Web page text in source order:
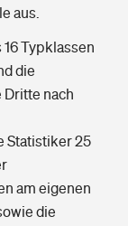
aus.
Typklassen
die
nach
Statistiker 25
am eigenen
die